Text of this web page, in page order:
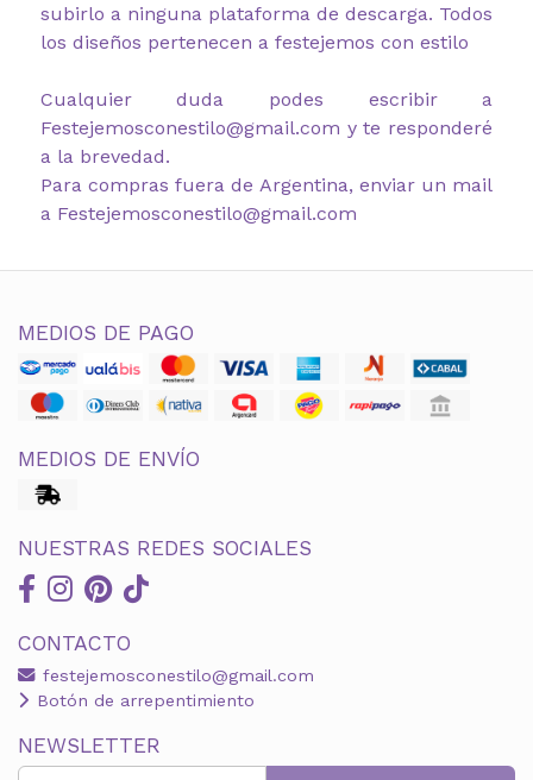
subirlo a ninguna plataforma de descarga. Todos
los diseños pertenecen a festejemos con estilo
Cualquier duda podes escribir a
Festejemosconestilo@gmail.com y te responderé
a la brevedad.
Para compras fuera de Argentina, enviar un mail
a Festejemosconestilo@gmail.com
MEDIOS DE PAGO
MEDIOS DE ENVÍO
NUESTRAS REDES SOCIALES
CONTACTO
festejemosconestilo@gmail.com
Botón de arrepentimiento
NEWSLETTER